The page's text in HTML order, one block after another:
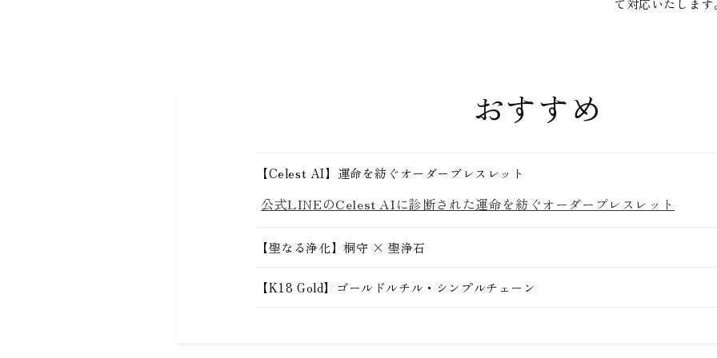
おすすめ
【Celest AI】運命を紡ぐオーダーブレスレット
公式LINEのCelest AIに診断された運命を紡ぐオーダーブレスレット
【聖なる浄化】桐守 × 聖浄石
【K18 Gold】ゴールドルチル・シンプルチェーン